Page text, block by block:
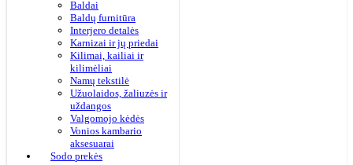
Baldai
Baldų furnitūra
Interjero detalės
Karnizai ir jų priedai
Kilimai, kailiai ir
kilimėliai
Namų tekstilė
Užuolaidos, žaliuzės ir
uždangos
Valgomojo kėdės
Vonios kambario
aksesuarai
Sodo prekės